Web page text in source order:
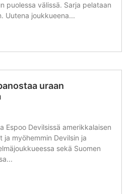
puolessa välissä. Sarja pelataan
Uutena joukkueena...
uraan
Espoo Devilsissä amerikkalaisen
ja myöhemmin Devilsin ja
sekä Suomen